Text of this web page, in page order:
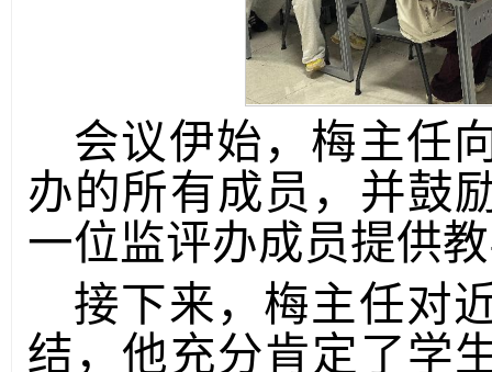
会议伊始，梅主任
办的所有成员，并鼓
一位监评办成员提供
接下来，梅主任对
结，他充分肯定了学